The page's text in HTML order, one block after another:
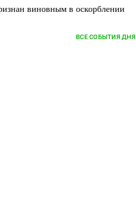
виновным в оскорблении
ВСЕ СОБЫТИЯ ДНЯ